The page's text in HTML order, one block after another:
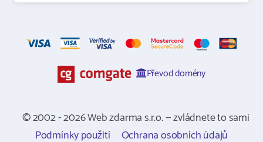
Převod domény
© 2002 - 2026 Web zdarma s.r.o. — zvládnete to sami
Podmínky použití
Ochrana osobních údajů